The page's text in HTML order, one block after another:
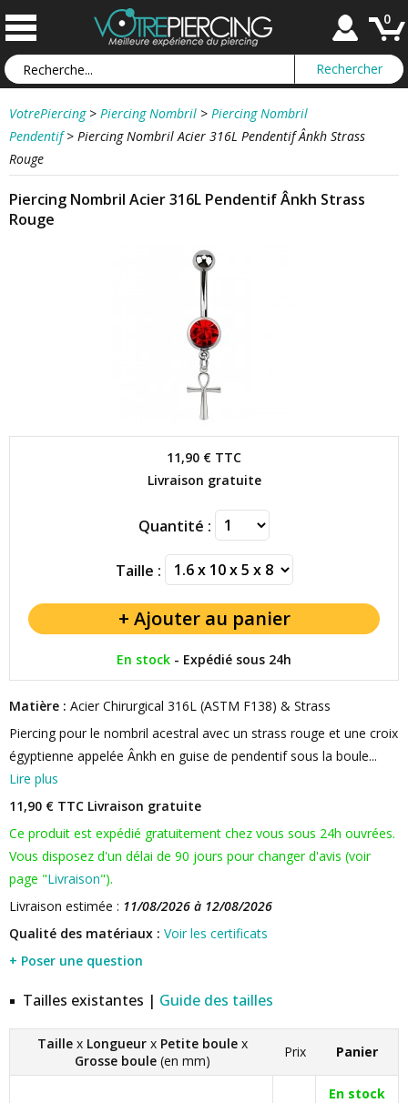
0
VotrePiercing > Piercing Nombril > Piercing Nombril
Pendentif > Piercing Nombril Acier 316L Pendentif Ânkh Strass
Rouge
Piercing Nombril Acier 316L Pendentif Ânkh Strass
Rouge
11,90 € TTC
Livraison gratuite
Quantité :
Taille :
En stock - Expédié sous 24h
Matière : Acier Chirurgical 316L (ASTM F138) & Strass
Piercing pour le nombril acestral avec un strass rouge et une croix
égyptienne appelée Ânkh en guise de pendentif sous la boule...
Lire plus
11,90 € TTC Livraison gratuite
Ce produit est expédié gratuitement chez vous sous 24h ouvrées.
Vous disposez d'un délai de 90 jours pour changer d'avis (voir
page "Livraison").
Livraison estimée : 11/08/2026 à 12/08/2026
Qualité des matériaux : Voir les certificats
+ Poser une question
Tailles existantes | Guide des tailles
Taillex Longueurx Petite boulex
Grosse boule(en mm)
Prix Panier
En stock